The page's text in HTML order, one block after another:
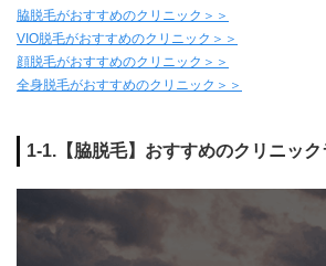
脇脱毛がおすすめのクリニック＞＞
VIO脱毛がおすすめのクリニック＞＞
顔脱毛がおすすめのクリニック＞＞
全身脱毛がおすすめのクリニック＞＞
1-1.【脇脱毛】おすすめのクリニッ